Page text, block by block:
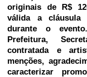
originais de R$
válida a cláusula
durante o
Prefeitura,
contratada e
menções,
caracterizar